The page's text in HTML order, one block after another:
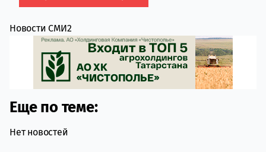
Новости СМИ2
Еще по теме:
Нет новостей